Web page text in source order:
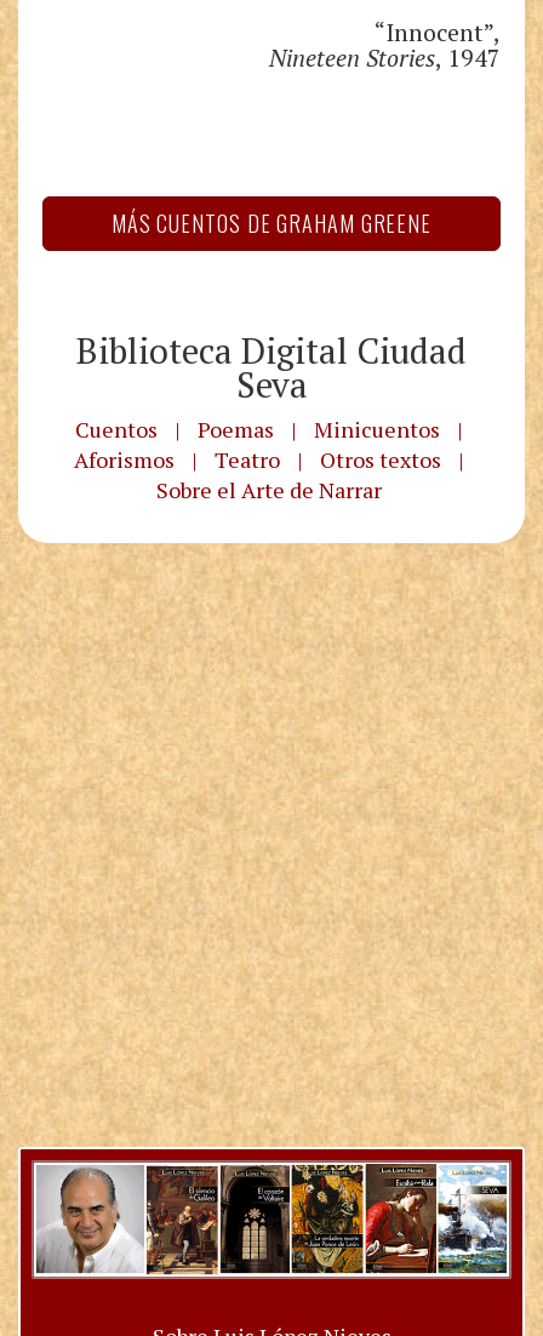
“Innocent”,
Nineteen Stories, 1947
MÁS CUENTOS DE GRAHAM GREENE
Biblioteca Digital Ciudad
Seva
Cuentos | Poemas | Minicuentos
|
Aforismos
| Teatro | Otros textos
|
Sobre el Arte de Narrar